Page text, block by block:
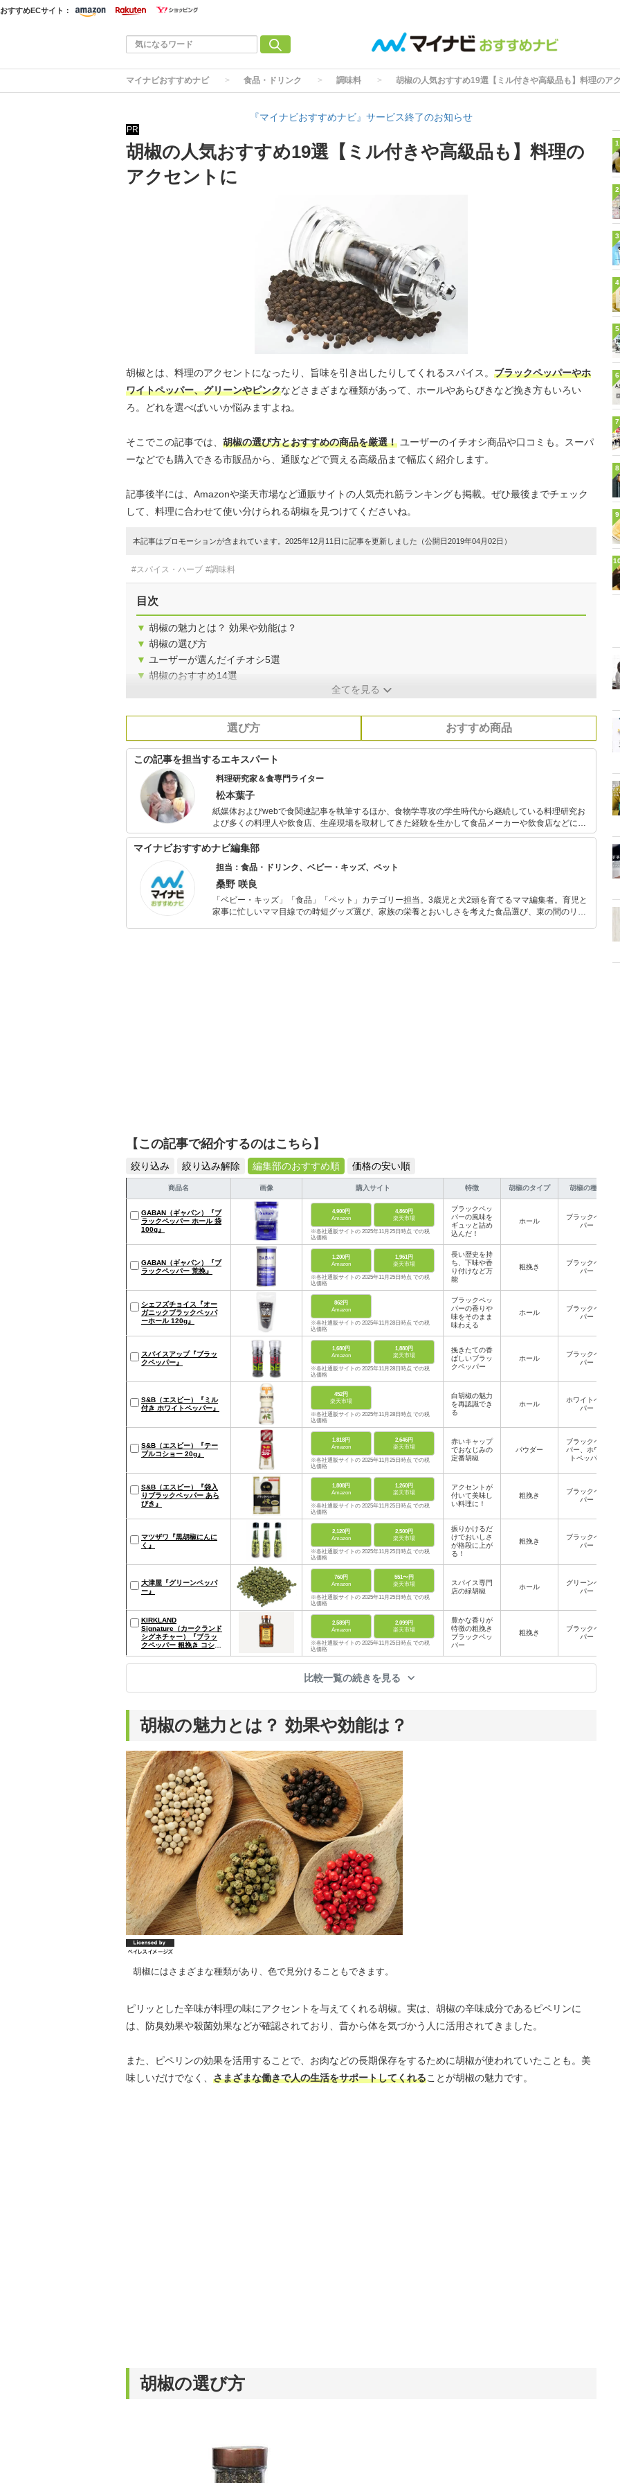
おすすめECサイト：
マイナビおすすめナビ 食品・ドリンク 調味料 胡椒の人気おすすめ19選【ミル付きや高級品も】料理のア
『マイナビおすすめナビ』サービス終了のお知らせ
PR
胡椒の人気おすすめ19選【ミル付きや高級品も】料理の
アクセントに
胡椒とは、料理のアクセントになったり、旨味を引き出したりしてくれるスパイス。 ブラックペッパーやホ
ワイトペッパー、グリーンやピンクなどさまざまな種類があって、ホールやあらびきなど挽き方もいろい
ろ。どれを選べばいいか悩みますよね。
そこでこの記事では、 胡椒の選び方とおすすめの商品を厳選！ ユーザーのイチオシ商品や口コミも。スーパ
ーなどでも購入できる市販品から、通販などで買える高級品まで幅広く紹介します。
記事後半には、Amazonや楽天市場など通販サイトの人気売れ筋ランキングも掲載。ぜひ最後までチェック
して、料理に合わせて使い分けられる胡椒を見つけてくださいね。
本記事はプロモーションが含まれています。2025年12月11日に記事を更新しました（公開日2019年04月02日）
#スパイス・ハーブ #調味料
目次
▼ 胡椒の魅力とは？ 効果や効能は？
▼ 胡椒の選び方
▼ ユーザーが選んだイチオシ5選
▼ 胡椒のおすすめ14選
全てを見る
選び方 おすすめ商品
この記事を担当するエキスパート
料理研究家＆食専門ライター
松本葉子
紙媒体およびwebで食関連記事を執筆するほか、食物学専攻の学生時代から継続している料理研究お
よび多くの料理人や飲食店、生産現場を取材してきた経験を生かして食品メーカーや飲食店などにレ
シピ提供・メニューアドバイスを行っている。
マイナビおすすめナビ編集部
担当：食品・ドリンク、ベビー・キッズ、ペット
桑野 咲良
「ベビー・キッズ」「食品」「ペット」カテゴリー担当。3歳児と犬2頭を育てるママ編集者。育児と
家事に忙しいママ目線での時短グッズ選び、家族の栄養とおいしさを考えた食品選び、束の間のリラ
【この記事で紹介するのはこちら】
絞り込み 絞り込み解除 編集部のおすすめ順 価格の安い順
商品名 画像 購入サイト 特徴 胡椒のタイプ 胡椒の種類
GABAN（ギャバン）『ブ
ラックペッパー ホール 袋
100g』
4,900円
Amazon
4,860円
楽天市場
※各社通販サイトの 2025年11月25日時点 での税
込価格
ブラックペッ
パーの風味を
ギュッと詰め
込んだ！
ホール
ブラックペッ
パー
GABAN（ギャバン）『ブ
ラックペッパー 荒挽』
1,200円
Amazon
1,961円
楽天市場
※各社通販サイトの 2025年11月25日時点 での税
込価格
長い歴史を持
ち、下味や香
り付けなど万
能
粗挽き
ブラックペッ
パー
シェフズチョイス『オー
ガニックブラックペッパ
ーホール 120g』
862円
Amazon
※各社通販サイトの 2025年11月28日時点 での税
込価格
ブラックペッ
パーの香りや
味をそのまま
味わえる
ホール
ブラックペッ
パー
スパイスアップ『ブラッ
クペッパー』
1,680円
Amazon
1,880円
楽天市場
※各社通販サイトの 2025年11月28日時点 での税
込価格
挽きたての香
ばしいブラッ
クペッパー
ホール
ブラックペッ
パー
S&B（エスビー）『ミル
付き ホワイトペッパー』
452円
楽天市場
※各社通販サイトの 2025年11月28日時点 での税
込価格
白胡椒の魅力
を再認識でき
る
ホール
ホワイトペッ
パー
S&B（エスビー）『テー
ブルコショー 20g』
1,818円
Amazon
2,646円
楽天市場
※各社通販サイトの 2025年11月25日時点 での税
込価格
赤いキャップ
でおなじみの
定番胡椒
パウダー
ブラックペッ
パー、ホワイ
トペッパー
S&B（エスビー）『袋入
りブラックペッパー あら
びき』
1,808円
Amazon
1,260円
楽天市場
※各社通販サイトの 2025年11月25日時点 での税
込価格
アクセントが
付いて美味し
い料理に！
粗挽き
ブラックペッ
パー
マツザワ『黒胡椒にんに
く』
2,120円
Amazon
2,500円
楽天市場
※各社通販サイトの 2025年11月25日時点 での税
込価格
振りかけるだ
けでおいしさ
が格段に上が
る！
粗挽き
ブラックペッ
パー
大津屋『グリーンペッパ
ー』
760円
Amazon
551〜円
楽天市場
※各社通販サイトの 2025年11月25日時点 での税
込価格
スパイス専門
店の緑胡椒
ホール
グリーンペッ
パー
KIRKLAND
Signature（カークランド
シグネチャー）『ブラッ
クペッパー 粗挽き コショ
2,589円
Amazon
2,099円
楽天市場
※各社通販サイトの 2025年11月25日時点 での税
込価格
豊かな香りが
特徴の粗挽き
ブラックペッ
パー
粗挽き
ブラックペッ
パー
比較一覧の続きを見る
胡椒の魅力とは？ 効果や効能は？
胡椒にはさまざまな種類があり、色で見分けることもできます。
ピリッとした辛味が料理の味にアクセントを与えてくれる胡椒。実は、胡椒の辛味成分であるピペリンに
は、防臭効果や殺菌効果などが確認されており、昔から体を気づかう人に活用されてきました。
また、ピペリンの効果を活用することで、お肉などの長期保存をするために胡椒が使われていたことも。美
味しいだけでなく、 さまざまな働きで人の生活をサポートしてくれることが胡椒の魅力です。
胡椒の選び方
1
2
3
4
5
6
7
8
9